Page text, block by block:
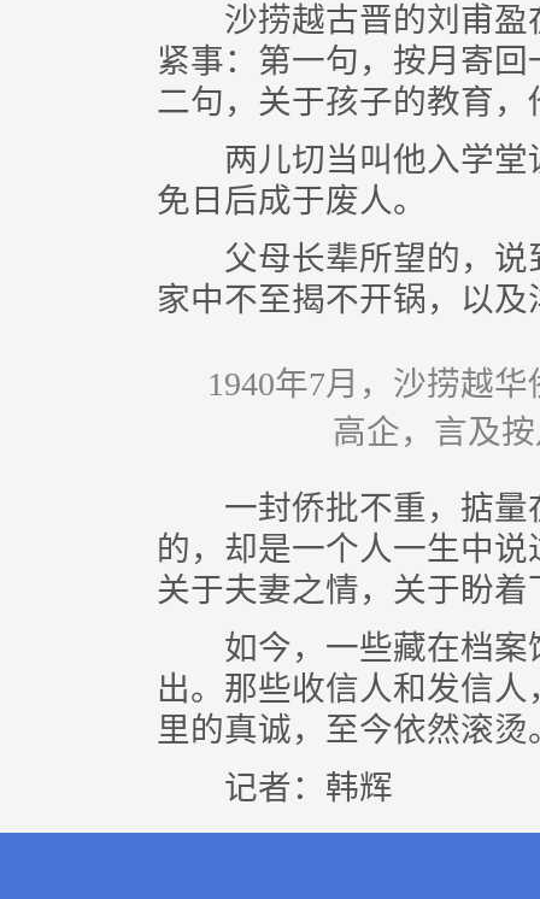
沙捞越古晋的刘甫盈
紧事：第一句，按月寄
二句，关于孩子的教育
两儿切当叫他入学堂
免日后成于废人。
父母长辈所望的，说
家中不至揭不开锅，以
1940年7月，沙捞越
高企，言及
一封侨批不重，掂量
的，却是一个人一生中
关于夫妻之情，关于盼
如今，一些藏在档案
出。那些收信人和发信
里的真诚，至今依然滚烫
记者：韩辉